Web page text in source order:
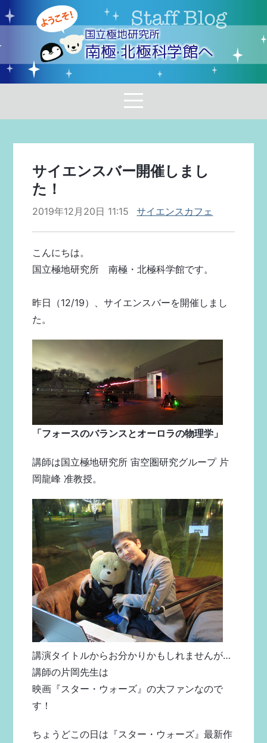
国立極地研究所
南極·北極科学館へ
サイエンスバー開催しまし
た！
2019年12月20日 11:15 サイエンスカフェ
こんにちは。
国立極地研究所 南極・北極科学館です。
昨日（12/19）、サイエンスバーを開催しまし
た。
「フォースのバランスとオーロラの物理学」
講師は国立極地研究所 宙空圏研究グループ 片
岡龍峰 准教授。
講演タイトルからお分かりかもしれませんが…
講師の片岡先生は
映画『スター・ウォーズ』の大ファンなので
す！
ちょうどこの日は『スター・ウォーズ』最新作